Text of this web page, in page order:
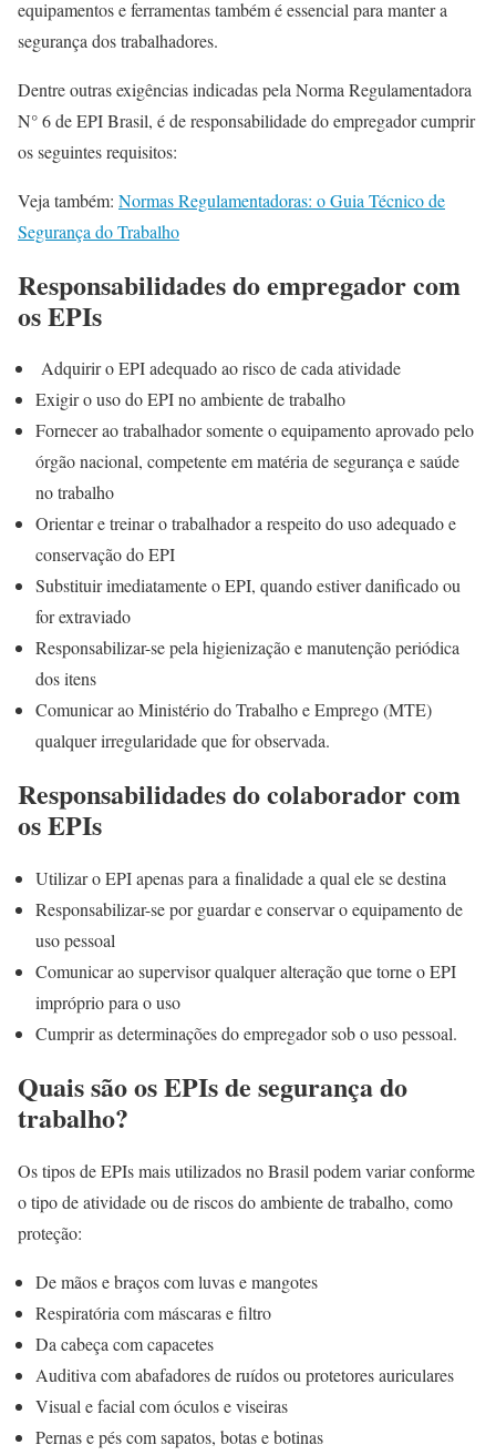
equipamentos e ferramentas também é essencial para manter a
segurança dos trabalhadores.
Dentre outras exigências indicadas pela Norma Regulamentadora
N° 6 de EPI Brasil, é de responsabilidade do empregador cumprir
os seguintes requisitos:
Veja também: Normas Regulamentadoras: o Guia Técnico de
Segurança do Trabalho
Responsabilidades do empregador com
os EPIs
Adquirir o EPI adequado ao risco de cada atividade
Exigir o uso do EPI no ambiente de trabalho
Fornecer ao trabalhador somente o equipamento aprovado pelo
órgão nacional, competente em matéria de segurança e saúde
no trabalho
Orientar e treinar o trabalhador a respeito do uso adequado e
conservação do EPI
Substituir imediatamente o EPI, quando estiver danificado ou
for extraviado
Responsabilizar-se pela higienização e manutenção periódica
dos itens
Comunicar ao Ministério do Trabalho e Emprego (MTE)
qualquer irregularidade que for observada.
Responsabilidades do colaborador com
os EPIs
Utilizar o EPI apenas para a finalidade a qual ele se destina
Responsabilizar-se por guardar e conservar o equipamento de
uso pessoal
Comunicar ao supervisor qualquer alteração que torne o EPI
impróprio para o uso
Cumprir as determinações do empregador sob o uso pessoal.
Quais são os EPIs de segurança do
trabalho?
Os tipos de EPIs mais utilizados no Brasil podem variar conforme
o tipo de atividade ou de riscos do ambiente de trabalho, como
proteção:
De mãos e braços com luvas e mangotes
Respiratória com máscaras e filtro
Da cabeça com capacetes
Auditiva com abafadores de ruídos ou protetores auriculares
Visual e facial com óculos e viseiras
Pernas e pés com sapatos, botas e botinas